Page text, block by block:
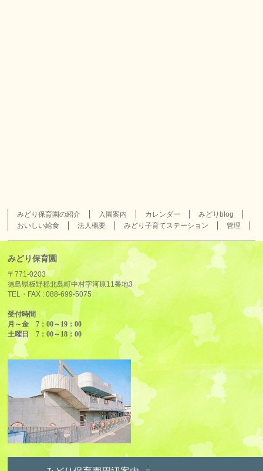
みどり保育園の紹介 入園案内 カレンダー
みどりblog
おいしい給食
法人概要 みどり子育てステーション 管理
みどり保育園
〒771-0203
徳島県板野郡北島町中村字河原11番地3
TEL・FAX :088-699-5075
受付時間
月～金 7：00～19：00
土曜日 7：00～18：00